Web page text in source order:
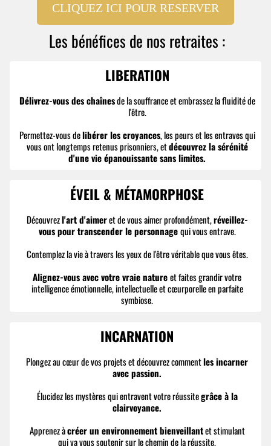
CLIQUEZ ICI POUR RESERVER
Les bénéfices de nos retraites :
LIBERATION
Délivrez-vous des chaînesde la souffrance et embrassez la fluidité de
l'être.
Permettez-vous delibérer les croyances, les peurs et les entraves qui
vous ont longtemps retenus prisonniers, etdécouvrez la sérénité
d'une vie épanouissante sans limites.
ÉVEIL & MÉTAMORPHOSE
Découvrezl'art d'aimeret de vous aimer profondément,réveillez-
vous pour transcender le personnagequi vous entrave.
Contemplez la vie à travers les yeux de l'être véritable que vous êtes.
Alignez-vous avec votre vraie natureet faites grandir votre
intelligence émotionnelle, intellectuelle et cœurporelle en parfaite
symbiose.
INCARNATION
Plongez au cœur de vos projets et découvrez commentles incarner
avec passion.
Élucidez les mystères qui entravent votre réussitegrâce à la
clairvoyance.
Apprenez àcréer un environnement bienveillantet stimulant
qui va vous soutenir sur le chemin de la réussite.